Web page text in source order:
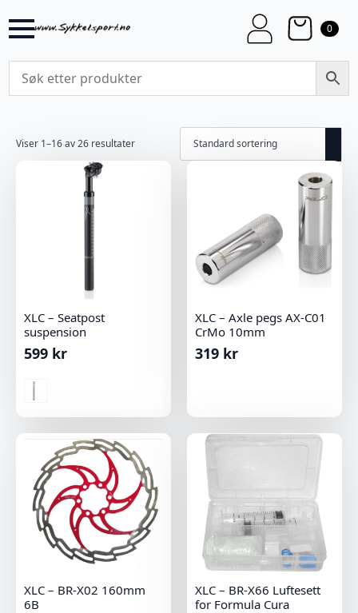
0
Viser 1–16 av 26 resultater
XLC – Seatpost
suspension
599 kr
XLC – Axle pegs AX-C01
CrMo 10mm
319 kr
XLC – BR-X02 160mm
6B
XLC – BR-X66 Luftesett
for Formula Cura